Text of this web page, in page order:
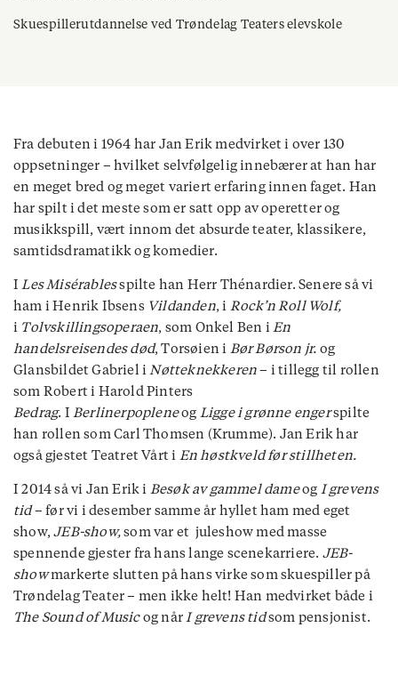
Skuespillerutdannelse ved Trøndelag Teaters elevskole
Fra debuten i 1964 har Jan Erik medvirket i over 130
oppsetninger – hvilket selvfølgelig innebærer at han har
en meget bred og meget variert erfaring innen faget. Han
har spilt i det meste som er satt opp av operetter og
musikkspill, vært innom det absurde teater, klassikere,
samtidsdramatikk og komedier.
Les Misérablesspilte han Herr Thénardier. Senere så vi
ham i Henrik Ibsens Vildanden, i Rock’n Roll Wolf,
i Tolvskillingsoperaen, som Onkel Ben i En
handelsreisendes død, Torsøien i Bør Børson jr. og
Glansbildet Gabriel i Nøtteknekkeren – i tillegg til rollen
som Robert i Harold Pinters
Bedrag. I Berlinerpopleneog Ligge i grønne engerspilte
han rollen som Carl Thomsen (Krumme). Jan Erik har
også gjestet Teatret Vårt i En høstkveld før stillheten.
I 2014 så vi Jan Erik i Besøk av gammel dameog I grevens
tid– før vi i desember samme år hyllet ham med eget
show,JEB-show, som var et juleshow med masse
spennende gjester fra hans lange scenekarriere. JEB-
showmarkerte slutten på hans virke som skuespiller på
Trøndelag Teater – men ikke helt! Han medvirket både i
The Sound of Musicog når I grevens tidsom pensjonist.